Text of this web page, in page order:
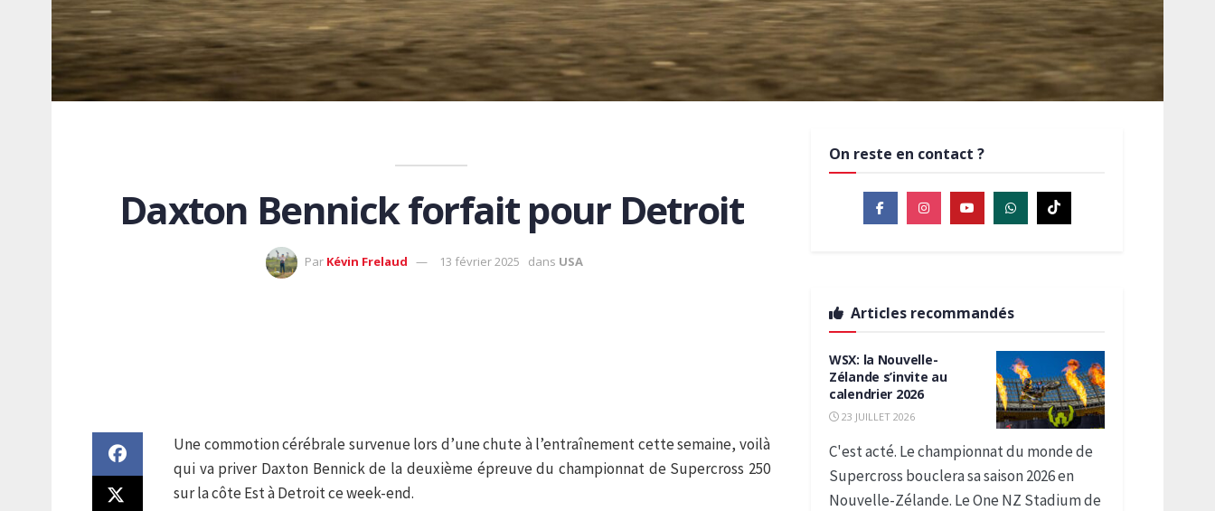
Daxton Bennick forfait pour Detroit
Par Kévin Frelaud 13 février 2025 dans USA
Une commotion cérébrale survenue lors d’une chute à l’entraînement cette semaine, voilà
qui va priver Daxton Bennick de la deuxième épreuve du championnat de Supercross 250
sur la côte Est à Detroit ce week-end.
On reste en contact ?
Articles recommandés
WSX: la Nouvelle-
Zélande s’invite au
calendrier 2026
23 JUILLET 2026
C'est acté. Le championnat du monde de
Supercross bouclera sa saison 2026 en
Nouvelle-Zélande. Le One NZ Stadium de